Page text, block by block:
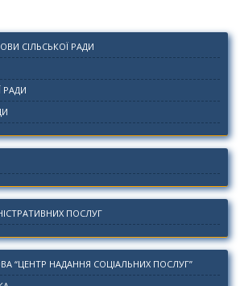
СІЛЬСЬКОЇ РАДИ
РАДИ
ПОСЛУГ
“ЦЕНТР НАДАННЯ СОЦІАЛЬНИХ ПОСЛУГ”